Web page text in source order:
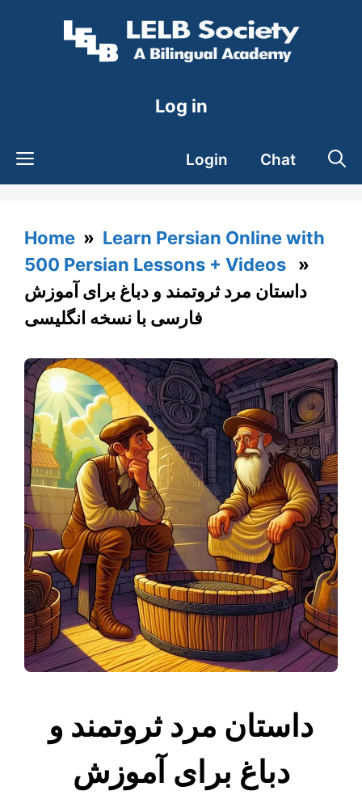
Log in
Login Chat
Home » Learn Persian Online with
500 Persian Lessons + Videos »
داستان مرد ثروتمند و دباغ برای آموزش
فارسی با نسخه انگلیسی
داستان مرد ثروتمند و
دباغ برای آموزش